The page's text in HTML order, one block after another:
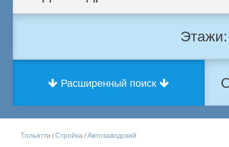
Этажи:
Расширенный поиск
Тольятти /Стройка /Автозаводский